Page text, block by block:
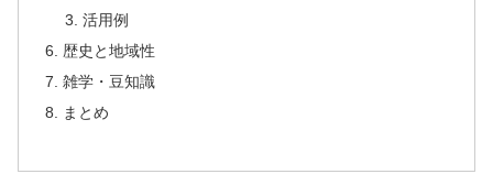
活用例
歴史と地域性
雑学・豆知識
まとめ